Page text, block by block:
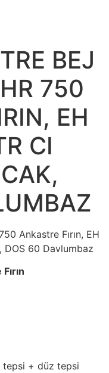
BEJ
750
EH
CI
Ankastre Fırın, EH
DOS 60 Davlumbaz
tepsi + düz tepsi